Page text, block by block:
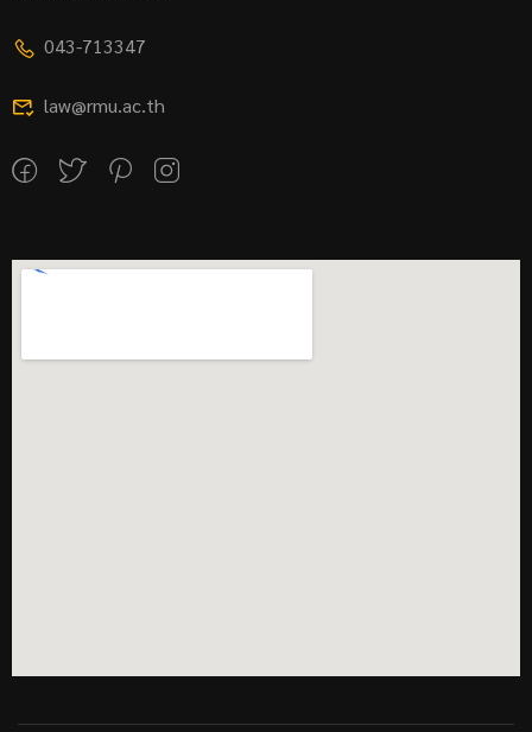
043-713347
law@rmu.ac.th